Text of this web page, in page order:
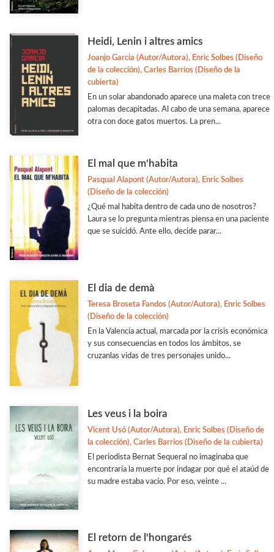
Heidi, Lenin i altres amics
Joanjo Garcia (Autor/Autora), Enric Solbes (Diseño
de la colección), Carles Barrios (Diseño de la
cubierta)
En un solar abandonado aparece una maleta con trece
palomas decapitadas. Al cabo de una semana, aparece
otra con doce gatos muertos. La pren...
El mal que m'habita
Pasqual Alapont (Autor/Autora), Enric Solbes
(Diseño de la colección)
¿Qué mal habita dentro de cada uno de nosotros?
Laura se lo pregunta mientras piensa en una paciente
que se suicidó. Ante ello, decide parar...
El dia de demà
Teresa Broseta Fandos (Autor/Autora), Enric Solbes
(Diseño de la colección)
En la Valencia actual, marcada por la crisis económica
y sus consecuencias en todos los ámbitos, se
cruzanlas vidas de tres personajes unido...
Les veus i la boira
Vicent Usó (Autor/Autora), Enric Solbes (Diseño de
la colección), Carles Barrios (Diseño de la cubierta)
El periodista Bernat Sequeral no imaginaba que
encontraría la muerte por indagar por qué el ataúd de
su madre estaba vacío. Por eso, veinte ...
El retorn de l'hongarés